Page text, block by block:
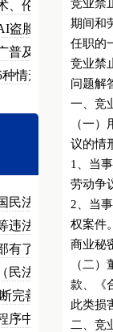
、伦理…
盗脸…
普及？
情形…
民法总…
违法犯…
有了…
民法草…
完善…
序中可…
竞业禁
期间和
任职的
竞业禁
问题解
一、竞
（一
议的情
1、当
劳动争
2、当
权案件。
商业秘
（二
款、《
此类损
二、竞